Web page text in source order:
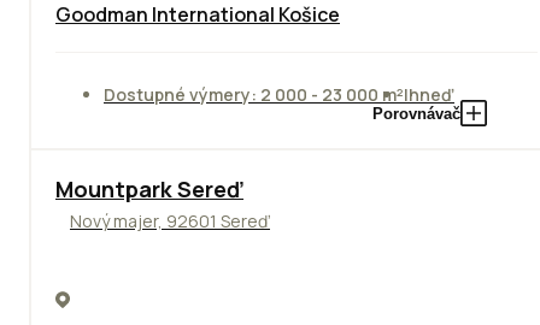
Goodman International Košice
Dostupné výmery: 2 000 - 23 000 m²Ihneď
Porovnávač
NOVINKA
Mountpark Sereď
Nový majer, 92601 Sereď